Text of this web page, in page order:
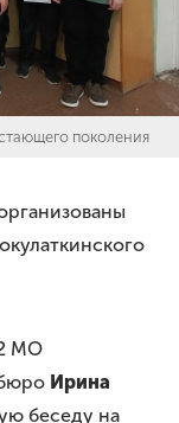
поколения
МО
Ирина
беседу на